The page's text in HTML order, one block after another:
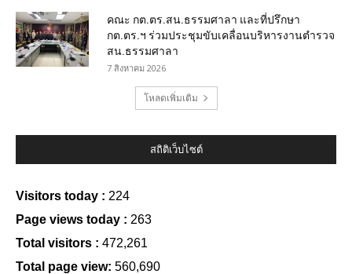
คณะ กต.ตร.สน.ธรรมศาลา และที่ปรึกษา
กต.ตร.ฯ ร่วมประชุมขับเคลื่อนบริหารงานตำรวจ
สน.ธรรมศาลา
7 สิงหาคม 2026
โหลดเพิ่มเติม
สถิติเว็บไซต์
Visitors today : 224
Page views today : 263
Total visitors : 472,261
Total page view: 560,690